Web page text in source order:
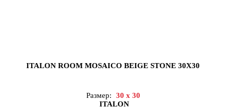
ITALON ROOM MOSAICO BEIGE STONE 30X30
Размер:
30 x 30
ITALON